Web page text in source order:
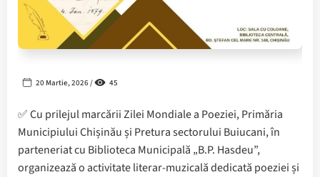
20 Martie, 2026 / 45
✅️ Cu prilejul marcării Zilei Mondiale a Poeziei, Primăria
Municipiului Chișinău și Pretura sectorului Buiucani, în
parteneriat cu Biblioteca Municipală „B.P. Hasdeu”,
organizează o activitate literar-muzicală dedicată poeziei și